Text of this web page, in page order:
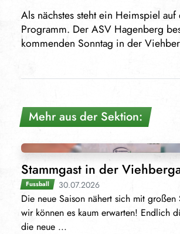
Als nächstes steht ein Heimspiel auf
Programm. Der ASV Hagenberg
kommenden Sonntag in der
Mehr aus der Sektion:
Stammgast in der
Fussball 30.07.2026
Die neue Saison nähert sich mit großen
wir können es kaum erwarten! Endlich
die neue ...